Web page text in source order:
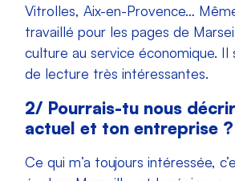
Vitrolles, Aix-en-Provence…
travaillé pour les pages de
culture au service économique. Il
de lecture très intéressantes.
2/ Pourrais-tu nous
actuel et ton entreprise ?
Ce qui m’a toujours intéressée,